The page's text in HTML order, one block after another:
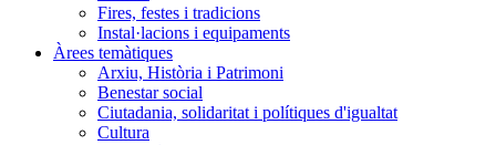
Fires, festes i tradicions
Instal·lacions i equipaments
Àrees temàtiques
Arxiu, Història i Patrimoni
Benestar social
Ciutadania, solidaritat i polítiques d'igualtat
Cultura